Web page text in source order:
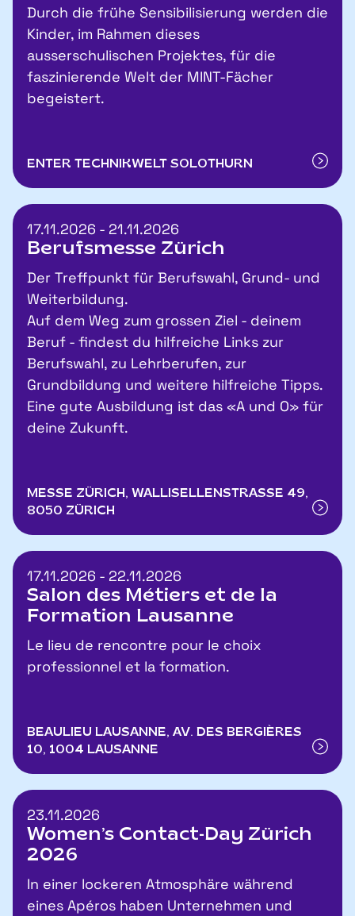
Durch die frühe Sensibilisierung werden die
Kinder, im Rahmen dieses
ausserschulischen Projektes, für die
faszinierende Welt der MINT-Fächer
begeistert.
ENTER TECHNIKWELT SOLOTHURN
17.11.2026 - 21.11.2026
Berufsmesse Zürich
Der Treffpunkt für Berufswahl, Grund- und
Weiterbildung.
Auf dem Weg zum grossen Ziel - deinem
Beruf - findest du hilfreiche Links zur
Berufswahl, zu Lehrberufen, zur
Grundbildung und weitere hilfreiche Tipps.
Eine gute Ausbildung ist das «A und O» für
deine Zukunft.
MESSE ZÜRICH, WALLISELLENSTRASSE 49,
8050 ZÜRICH
17.11.2026 - 22.11.2026
Salon des Métiers et de la
Formation Lausanne
Le lieu de rencontre pour le choix
professionnel et la formation.
BEAULIEU LAUSANNE, AV. DES BERGIÈRES
10, 1004 LAUSANNE
23.11.2026
Women’s Contact-Day Zürich
2026
In einer lockeren Atmosphäre während
eines Apéros haben Unternehmen und